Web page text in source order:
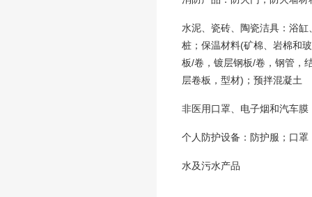
水泥、瓷砖、陶瓷洁具：浴
桩；保温材料(矿棉、岩棉和
板/卷，镀层钢板/卷，钢管，
层卷板，型材)；预拌混凝土
非医用口罩、电子烟和汽车膜
个人防护设备：防护服；口
水及污水产品